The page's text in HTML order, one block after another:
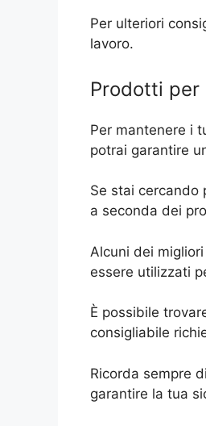
Per ulteriori
lavoro.
Prodotti
Per mantenere i
potrai garantire
Se stai cercando
a seconda dei
Alcuni dei
essere utilizzati
È possibile
consigliabile
Ricorda sempre
garantire la tua